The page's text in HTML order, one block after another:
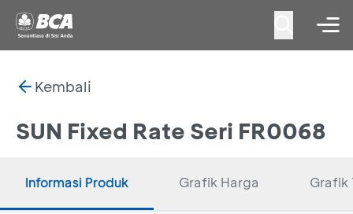
Kembali
SUN Fixed Rate Seri FR0068
Informasi Produk Grafik Harga Grafik